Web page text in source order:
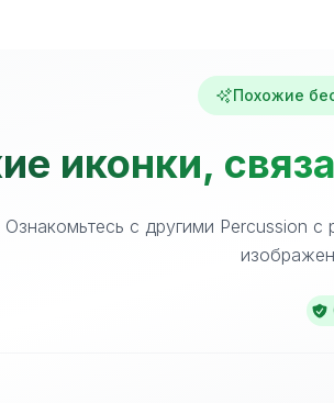
Похожие
иконки,
Ознакомьтесь с другими Percussion с